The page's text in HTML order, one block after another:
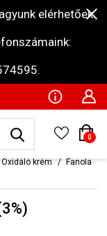
elérhetőek
0
Oxidáló krém
Fanola